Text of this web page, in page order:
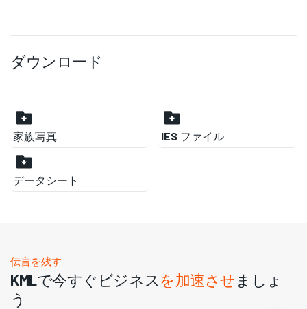
ダウンロード
家族写真 IES ファイル
データシート
伝言を残す
KMLで今すぐビジネスを加速させ ましょ
う